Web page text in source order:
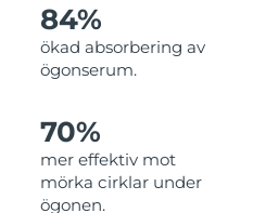
84%
ökad absorbering av
ögonserum.
70%
mer effektiv mot
mörka cirklar under
ögonen.
Förväntad leverans
Förväntad leverans
Förväntad leverans
Förväntad leverans8/11/26